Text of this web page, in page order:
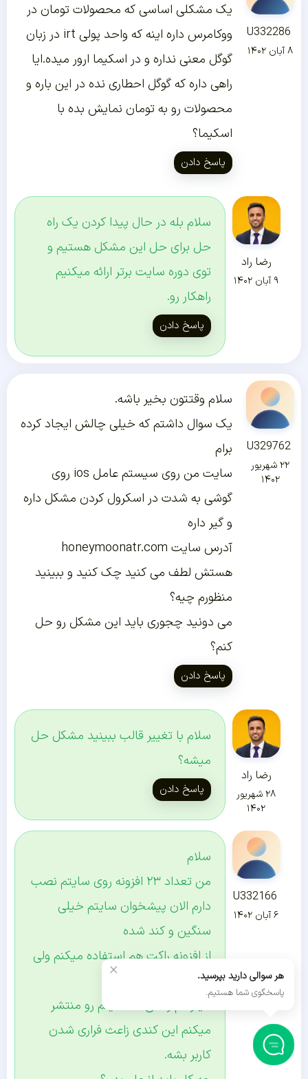
U332286
۸ آبان ۱۴۰۲
یک مشکلی اساسی که محصولات تومان در
ووکامرس داره اینه که واحد پولی irt در زبان
گوگل معنی نداره و در اسکیما ارور میده.ایا
راهی داره که گوگل احطاری نده در این باره و
محصولات رو به تومان نمایش بده با
اسکیما؟
پاسخ دادن
رضا راد
۹ آبان ۱۴۰۲
سلام بله در حال پیدا کردن یک راه
حل برای حل این مشکل هستیم و
توی دوره سایت برتر ارائه میکنیم
راهکار رو.
پاسخ دادن
U329762
۲۲ شهریور
۱۴۰۲
سلام وقتتون بخیر باشه.
یک سوال داشتم که خیلی چالش ایجاد کرده
برام
سایت من روی سیستم عامل ios روی
گوشی به شدت در اسکرول کردن مشکل داره
و گیر داره
آدرس سایت honeymoonatr.com
هستش لطف می کنید چک کنید و ببینید
منظورم چیه؟
می دونید چجوری باید این مشکل رو حل
کنم؟
پاسخ دادن
رضا راد
۲۸ شهریور
۱۴۰۲
سلام با تغییر قالب ببینید مشکل حل
میشه؟
پاسخ دادن
U332166
۶ آبان ۱۴۰۲
سلام
من تعداد ۲۳ افزونه روی سایتم نصب
دارم الان پیشخوان سایتم خیلی
سنگین و کند شده
از افزونه راکت هم استفاده میکنم ولی
باز هم کند هست.
میترسم زمانی که سایتم رو منتشر
میکنم این کندی زاعث فراری شدن
کاربر بشه.
× هر سوالی دارید بپرسید.
پاسخگوی شما هستیم.